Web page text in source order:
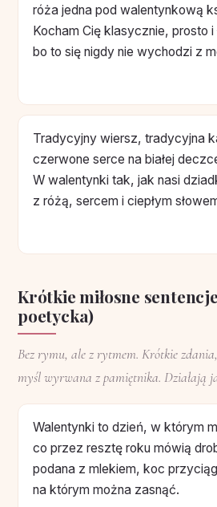
róża jedna pod walentynkową
Kocham Cię klasycznie, prosto
bo to się nigdy nie wychodzi z
Tradycyjny wiersz, tradycyjna
czerwone serce na białej
W walentynki tak, jak nasi
z różą, sercem i ciepłym
Krótkie miłosne
poetycka)
Bez rymu, ale z rytmem. Krótkie
myśl wyrwana z pamiętnika. Działają
Walentynki to dzień, w którym
co przez resztę roku mówią
podana z mlekiem, koc
na którym można zasnąć.